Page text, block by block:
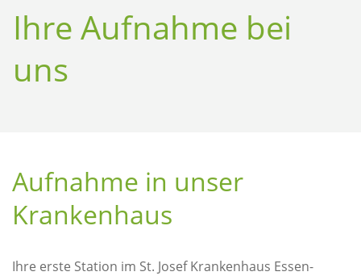
Ihre Aufnahme bei
uns
Aufnahme in unser
Krankenhaus
Ihre erste Station im St. Josef Krankenhaus Essen-